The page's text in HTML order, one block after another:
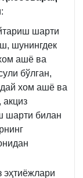
шарти
шунингдек
ашё ва
бўлган,
хом ашё ва
акциз
шарти билан
эҳтиёжлари